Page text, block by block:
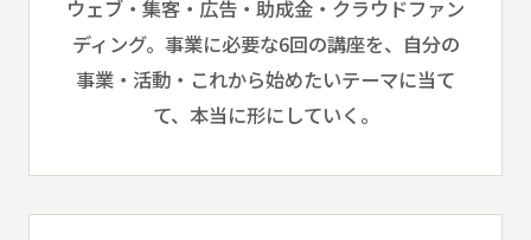
ウェブ・集客・広告・助成金・クラウドファン
ディング。事業に必要な6回の講座を、自分の
事業・活動・これから始めたいテーマに当て
て、本当に形にしていく。